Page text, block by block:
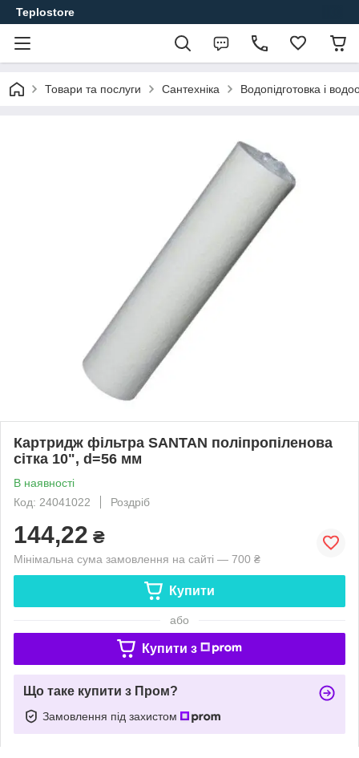
Teplostore
Товари та послуги Сантехніка Водопідготовка і
Картридж фільтра SANTAN поліпропіленова
сітка 10", d=56 мм
В наявності
Код: 24041022
Роздріб
144,22 ₴
Мінімальна сума замовлення на сайті — 700 ₴
Купити
або
Купити з
Що таке купити з Пром?
Замовлення під захистом